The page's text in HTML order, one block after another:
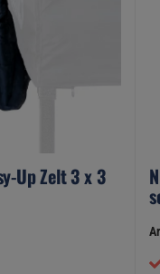
Up Zelt 3 x 3